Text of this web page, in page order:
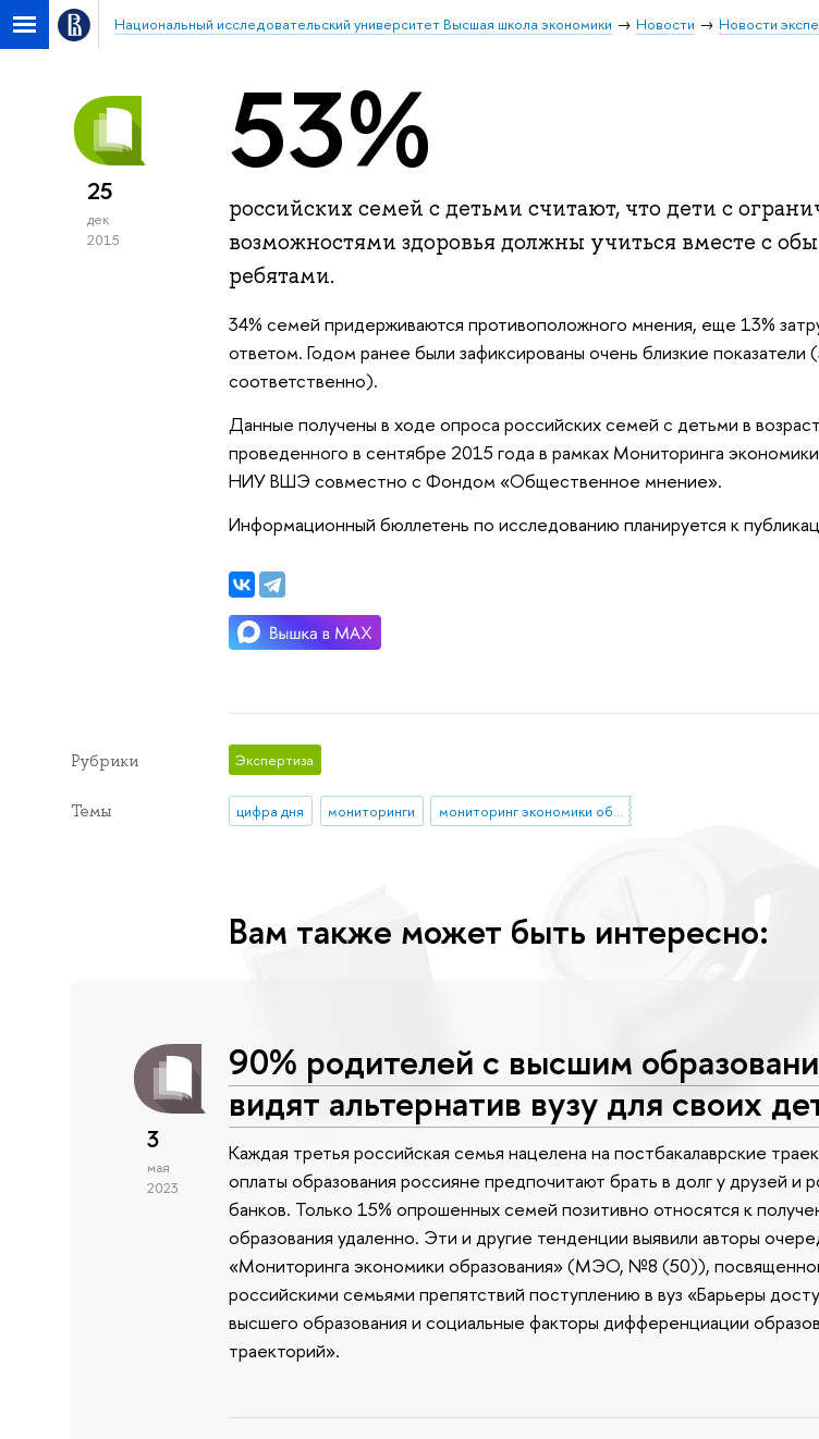
Национальный исследовательский университет Высшая школа экономики Новости Новости
25
дек
2015
53%
российских семей с детьми считают, что дети с
возможностями здоровья должны учиться вместе с
ребятами.
34% семей придерживаются противоположного мнения, еще 13%
ответом. Годом ранее были зафиксированы очень близкие показатели
соответственно).
Данные получены в ходе опроса российских семей с детьми в
проведенного в сентябре 2015 года в рамках Мониторинга
НИУ ВШЭ совместно с Фондом «Общественное мнение».
Информационный бюллетень по исследованию планируется к
Рубрики Экспертиза
Темы цифра дня мониторинги мониторинг экономики образования
Вам также может быть интересно:
3
мая
2023
90% родителей с высшим
видят альтернатив вузу для своих
Каждая третья российская семья нацелена на постбакалаврские
оплаты образования россияне предпочитают брать в долг у друзей и
банков. Только 15% опрошенных семей позитивно относятся к
образования удаленно. Эти и другие тенденции выявили авторы
«Мониторинга экономики образования» (МЭО, №8 (50)),
российскими семьями препятствий поступлению в вуз «Барьеры
высшего образования и социальные факторы дифференциации
траекторий».